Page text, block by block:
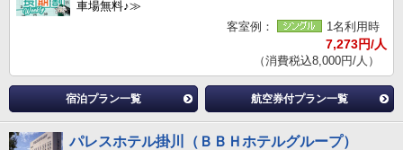
車場無料♪≫
客室例：
1名利用時
7,273円/人
（消費税込8,000円/人）
宿泊プラン一覧 航空券付プラン一覧
パレスホテル掛川（ＢＢＨホテルグループ）